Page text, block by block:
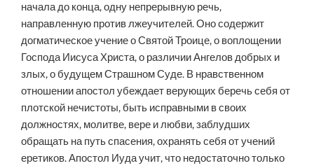
начала до конца, одну непрерывную речь,
направленную против лжеучителей. Оно содержит
догматическое учение о Святой Троице, о воплощении
Господа Иисуса Христа, о различии Ангелов добрых и
злых, о будущем Страшном Суде. В нравственном
отношении апостол убеждает верующих беречь себя от
плотской нечистоты, быть исправными в своих
должностях, молитве, вере и любви, заблудших
обращать на путь спасения, охранять себя от учений
еретиков. Апостол Иуда учит, что недостаточно только